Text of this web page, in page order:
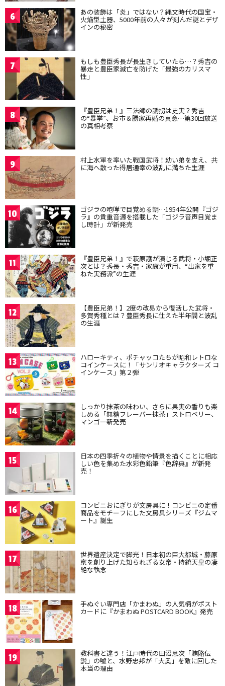
6 あの装飾は「炎」ではない？縄文時代の国宝・
火焔型土器、5000年前の人々が刻んだ謎とデザ
インの秘密
7 もしも豊臣秀長が長生きしていたら…？秀吉の
暴走と豊臣家滅亡を防げた「最強のカリスマ
性」
8 『豊臣兄弟！』三法師の誘拐は史実？秀吉
の“暴挙”、お市＆勝家再婚の真意…第30回放送
の真相考察
9 村上水軍を率いた戦国武将！幼い弟を支え、共
に海へ散った得居通幸の波乱に満ちた生涯
10 ゴジラの咆哮で目覚める朝…1954年公開『ゴジ
ラ』の貴重音源を搭載した「ゴジラ音声目覚ま
し時計」が新発売
11 『豊臣兄弟！』で萩原護が演じる武将・小堀正
次とは？秀長・秀吉・家康が重用、“出家を重
ねた実務派”の生涯
12 【豊臣兄弟！】2度の改易から復活した武将・
多賀秀種とは？豊臣秀長に仕えた半年間と波乱
の生涯
13 ハローキティ、ポチャッコたちが昭和レトロな
コインケースに！「サンリオキャラクターズ コ
インケース」第２弾
14 しっかり抹茶の味わい、さらに果実の香りも楽
しめる「無糖フレーバー抹茶」ストロベリー、
マンゴー新発売
15 日本の四季折々の植物や情景を描くことに相応
しい色を集めた水彩色鉛筆『色辞典』が新発
売！
16 コンビニおにぎりが文房具に！コンビニの定番
商品をモチーフにした文房具シリーズ『ジムマ
ート』誕生
17 世界遺産決定で脚光！日本初の巨大都城・藤原
京を創り上げた知られざる女帝・持統天皇の凄
絶な執念
18 手ぬぐい専門店「かまわぬ」の人気柄がポスト
カードに『かまわぬ POSTCARD BOOK』発売
19 教科書と違う！江戸時代の田沼意次「賄賂伝
説」の嘘と、水野忠邦が「大奥」を敵に回した
本当の理由